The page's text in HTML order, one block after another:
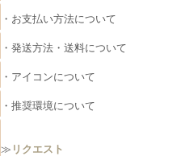
・お支払い方法について
・発送方法・送料について
・アイコンについて
・推奨環境について
≫ リクエスト